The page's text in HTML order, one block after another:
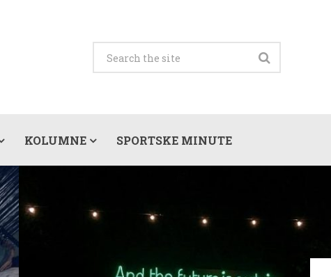
KOLUMNE SPORTSKE MINUTE